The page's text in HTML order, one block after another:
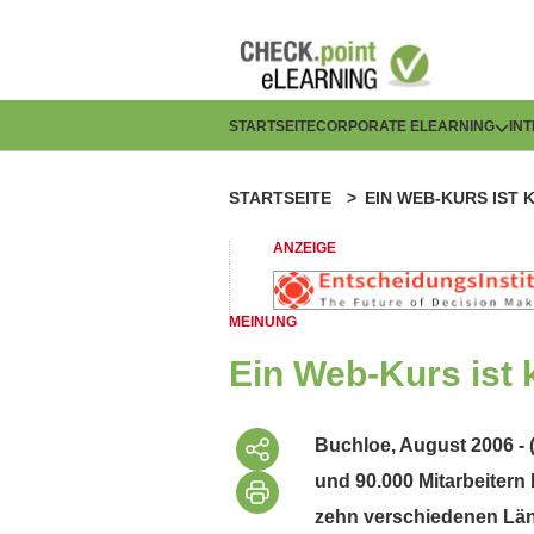
H
p
t
n
a
v
i
STARTSEITECORPORATE ELEARNING
P
f
a
d
a
v
STARTSEITE EIN WEB-KURS IST
ANZEIGE
MEINUNG
Ein Web-Kurs ist
Buchloe, August 2006
und 90.000
zehn verschiedenen